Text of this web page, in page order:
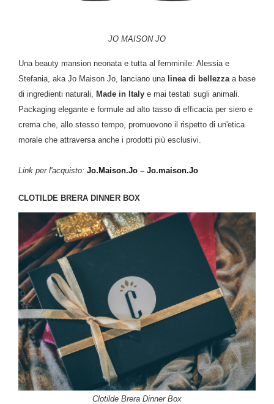
JO MAISON JO
Una beauty mansion neonata e tutta al femminile: Alessia e
Stefania, aka Jo Maison Jo, lanciano una linea di bellezza a base
di ingredienti naturali, Made in Italy e mai testati sugli animali.
Packaging elegante e formule ad alto tasso di efficacia per siero e
crema che, allo stesso tempo, promuovono il rispetto di un'etica
morale che attraversa anche i prodotti più esclusivi.
Link per l'acquisto: Jo.Maison.Jo – Jo.maison.Jo
CLOTILDE BRERA DINNER BOX
Clotilde Brera Dinner Box